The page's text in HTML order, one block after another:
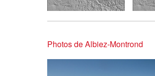
Photos de Albiez-Montrond